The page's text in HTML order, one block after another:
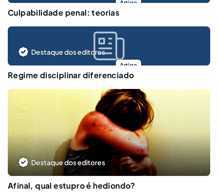
Artigo
Culpabilidade penal: teorias
Artigo
Destaque dos editores
Regime disciplinar diferenciado
Destaque dos editores
Afinal, qual estupro é hediondo?